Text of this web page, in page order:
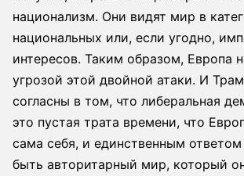
национализм. Они видят мир в
национальных или, если угодно,
интересов. Таким образом, Европа
угрозой этой двойной атаки. И
согласны в том, что либеральная
это пустая трата времени, что
сама себя, и единственным
быть авторитарный мир, который